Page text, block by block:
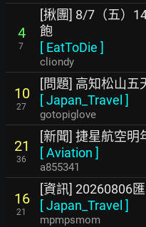
4
7
[揪團] 8/7（五）
飽
[ EatToDie ]
cliondy
10
27
[問題] 高知松山五
[Japan_Travel ]
gotopiglove
21
36
[新聞] 捷星航空明
[Aviation ]
a855341
16
21
[資訊] 20260806
[Japan_Travel ]
mpmpsmom